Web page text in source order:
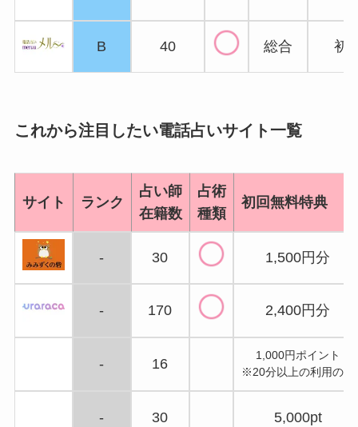
B 40 総合 初
これから注目したい電話占いサイト一覧
サイト ランク
占い師
在籍数
占術
種類
初回無料特典
- 30 1,500円分
- 170 2,400円分
- 16
1,000円ポイント
※20分以上の利用のみ
- 30 5,000pt